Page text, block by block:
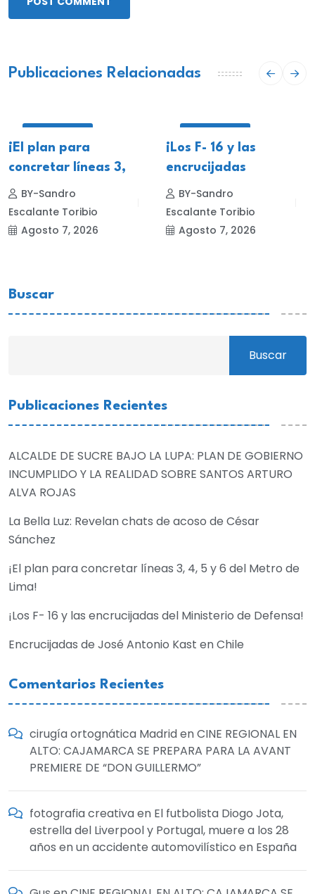
Publicaciones Relacionadas
¡El plan para
concretar líneas 3,
BY-Sandro
Escalante Toribio
Agosto 7, 2026
¡Los F- 16 y las
encrucijadas
BY-Sandro
Escalante Toribio
Agosto 7, 2026
Buscar
Buscar
Publicaciones Recientes
ALCALDE DE SUCRE BAJO LA LUPA: PLAN DE GOBIERNO
INCUMPLIDO Y LA REALIDAD SOBRE SANTOS ARTURO
ALVA ROJAS
La Bella Luz: Revelan chats de acoso de César
Sánchez
¡El plan para concretar líneas 3, 4, 5 y 6 del Metro de
Lima!
¡Los F- 16 y las encrucijadas del Ministerio de Defensa!
Encrucijadas de José Antonio Kast en Chile
Comentarios Recientes
cirugía ortognática MadridenCINE REGIONAL EN
ALTO: CAJAMARCA SE PREPARA PARA LA AVANT
PREMIERE DE “DON GUILLERMO”
fotografia creativaen El futbolista Diogo Jota,
estrella del Liverpool y Portugal, muere a los 28
años en un accidente automovilístico en España